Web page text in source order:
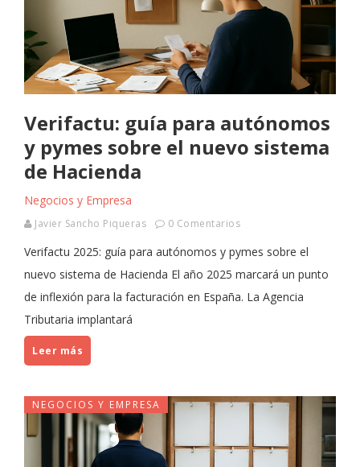
Verifactu: guía para autónomos
y pymes sobre el nuevo sistema
de Hacienda
Negocios y Empresa
Javier Sancho Piqueras 0 Comentarios
Verifactu 2025: guía para autónomos y pymes sobre el
nuevo sistema de Hacienda El año 2025 marcará un punto
de inflexión para la facturación en España. La Agencia
Tributaria implantará
Leer más
NEGOCIOS Y EMPRESA